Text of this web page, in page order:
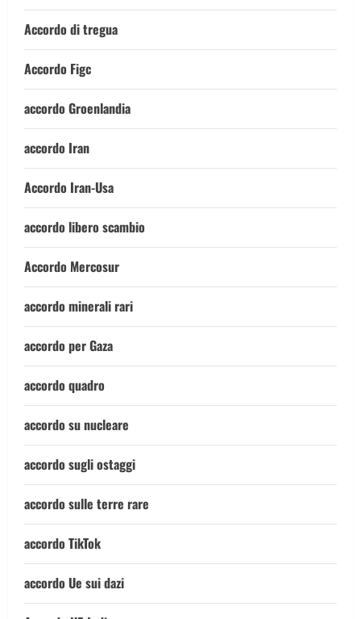
Accordo di tregua
Accordo Figc
accordo Groenlandia
accordo Iran
Accordo Iran-Usa
accordo libero scambio
Accordo Mercosur
accordo minerali rari
accordo per Gaza
accordo quadro
accordo su nucleare
accordo sugli ostaggi
accordo sulle terre rare
accordo TikTok
accordo Ue sui dazi